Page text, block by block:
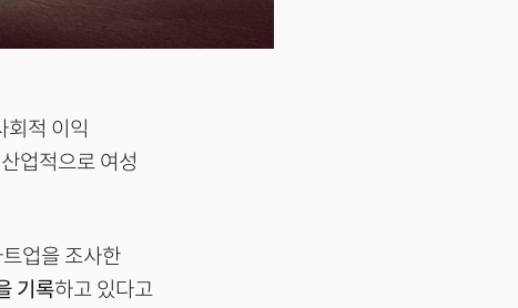
회적 이익
업적으로 여성
업을 조사한
기록하고 있다고